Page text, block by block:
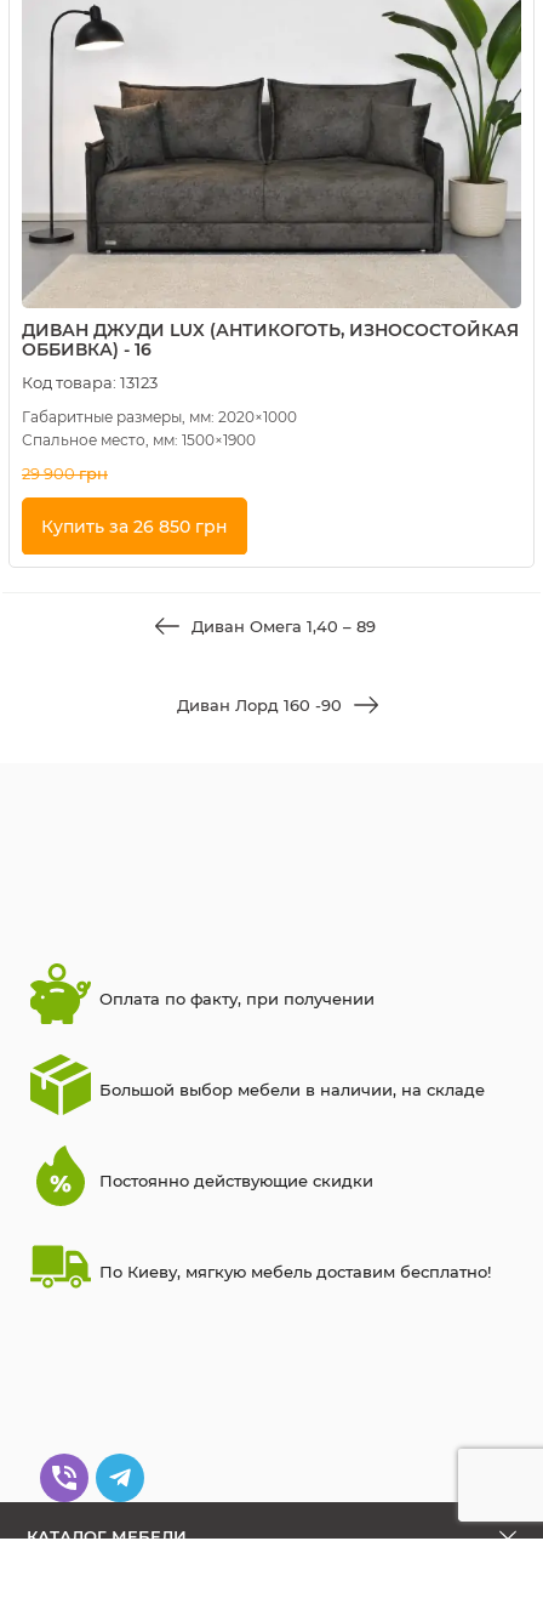
ДИВАН ДЖУДИ LUX (АНТИКОГОТЬ, ИЗНОСОСТОЙКАЯ
ОББИВКА) - 16
Код товара: 13123
Габаритные размеры, мм: 2020×1000
Спальное место, мм: 1500×1900
29 900грн
Купить за 26 850 грн
Диван Омега 1,40 – 89
Диван Лорд 160 -90
Оплата по факту, при получении
Большой выбор мебели в наличии, на складе
Постоянно действующие скидки
По Киеву, мягкую мебель доставим бесплатно!
КАТАЛОГ МЕБЕЛИ